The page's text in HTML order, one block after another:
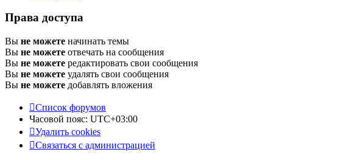
Права доступа
Вы не можете начинать темы
Вы не можете отвечать на сообщения
Вы не можете редактировать свои сообщения
Вы не можете удалять свои сообщения
Вы не можете добавлять вложения
Список форумов
Часовой пояс: UTC+03:00
Удалить cookies
Связаться с администрацией